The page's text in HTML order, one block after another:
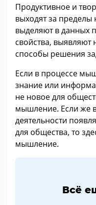
Продуктивное и
выходят за
выделяют в данных
свойства,
способы решения
Если в процессе
знание или
не новое для
мышление. Если же
деятельности
для общества, то
мышление.
Всё